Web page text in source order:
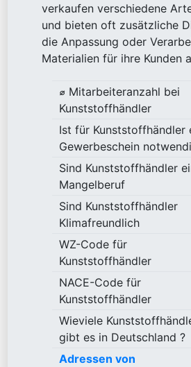
verkaufen verschiedene
und bieten oft zusätzliche
die Anpassung oder
Materialien für ihre Kunden
⌀ Mitarbeiteranzahl bei
Kunststoffhändler
Ist für Kunststoffhändler
Gewerbeschein
Sind Kunststoffhändler
Mangelberuf
Sind Kunststoffhändler
Klimafreundlich
WZ-Code für
Kunststoffhändler
NACE-Code für
Kunststoffhändler
Wieviele
gibt es in Deutschland ?
Adressen von